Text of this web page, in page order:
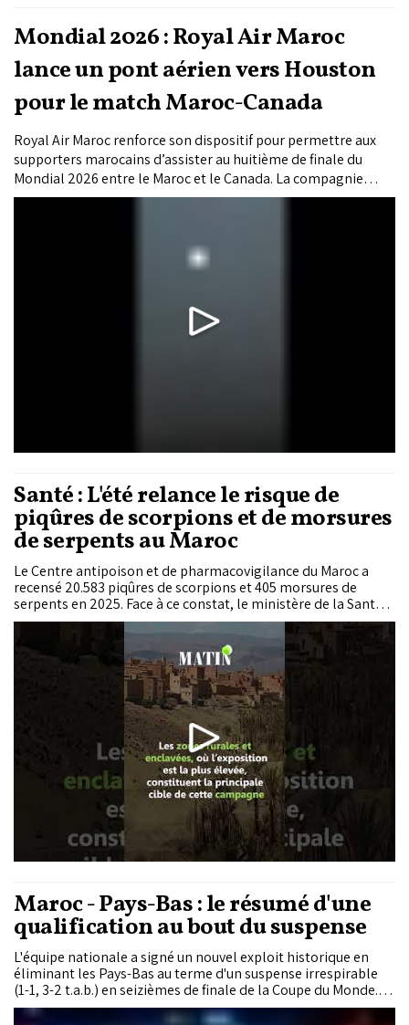
Mondial 2026 : Royal Air Maroc
lance un pont aérien vers Houston
pour le match Maroc-Canada
Royal Air Maroc renforce son dispositif pour permettre aux
supporters marocains d’assister au huitième de finale du
Mondial 2026 entre le Maroc et le Canada. La compagnie
nationale met en place un pont aérien exceptionnel entre
Santé : L'été relance le risque de
piqûres de scorpions et de morsures
de serpents au Maroc
Le Centre antipoison et de pharmacovigilance du Maroc a
recensé 20.583 piqûres de scorpions et 405 morsures de
serpents en 2025. Face à ce constat, le ministère de la Santé
organise, du 30 juin au 3 juillet 2026, la Semaine nationale de
prévention et de lutte contre les envenimations dues aux
scorpions et aux serpents.
Maroc - Pays-Bas : le résumé d'une
qualification au bout du suspense
L'équipe nationale a signé un nouvel exploit historique en
éliminant les Pays-Bas au terme d'un suspense irrespirable
(1-1, 3-2 t.a.b.) en seizièmes de finale de la Coupe du Monde.
Menés au score dans la nuit de Monterrey, au Mexique, après